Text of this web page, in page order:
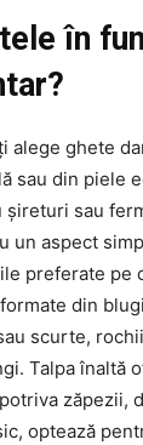
în
alege ghete
sau din piele
sau
un aspect
preferate pe
din
scurte,
Talpa înaltă
zăpezii,
optează